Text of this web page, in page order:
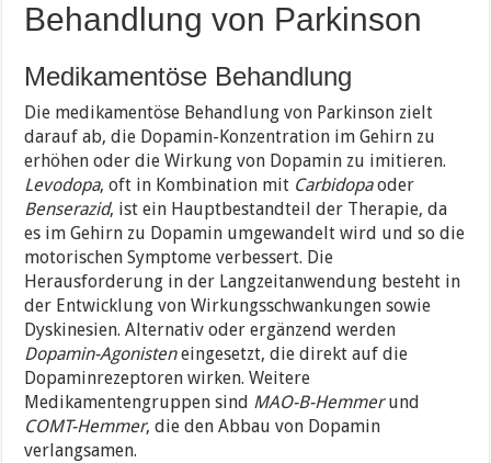
Behandlung von Parkinson
Medikamentöse Behandlung
Die medikamentöse Behandlung von Parkinson zielt
darauf ab, die Dopamin-Konzentration im Gehirn zu
erhöhen oder die Wirkung von Dopamin zu imitieren.
Levodopa, oft in Kombination mit Carbidopaoder
Benserazid, ist ein Hauptbestandteil der Therapie, da
es im Gehirn zu Dopamin umgewandelt wird und so die
motorischen Symptome verbessert. Die
Herausforderung in der Langzeitanwendung besteht in
der Entwicklung von Wirkungsschwankungen sowie
Dyskinesien. Alternativ oder ergänzend werden
Dopamin-Agonisteneingesetzt, die direkt auf die
Dopaminrezeptoren wirken. Weitere
Medikamentengruppen sind MAO-B-Hemmerund
COMT-Hemmer, die den Abbau von Dopamin
verlangsamen.